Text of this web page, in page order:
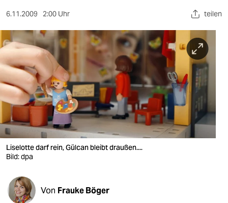
sport
berlin
nord
wahrheit
verlag
verlag
veranstaltungen
fragen & hilfe
6.11.2009 2:00 Uhr teilen
Liselotte darf rein, Gülcan bleibt draußen....
Bild: dpa
Von Frauke Böger